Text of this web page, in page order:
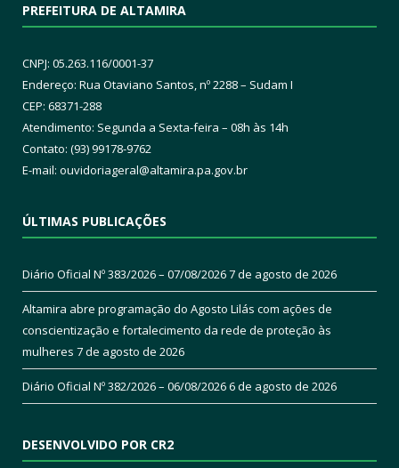
PREFEITURA DE ALTAMIRA
CNPJ: 05.263.116/0001-37
Endereço: Rua Otaviano Santos, nº 2288 – Sudam I
CEP: 68371-288
Atendimento: Segunda a Sexta-feira – 08h às 14h
Contato: (93) 99178-9762
E-mail: ouvidoriageral@altamira.pa.gov.br
ÚLTIMAS PUBLICAÇÕES
Diário Oficial Nº 383/2026 – 07/08/20267 de agosto de 2026
Altamira abre programação do Agosto Lilás com ações de
conscientização e fortalecimento da rede de proteção às
mulheres 7 de agosto de 2026
Diário Oficial Nº 382/2026 – 06/08/20266 de agosto de 2026
DESENVOLVIDO POR CR2